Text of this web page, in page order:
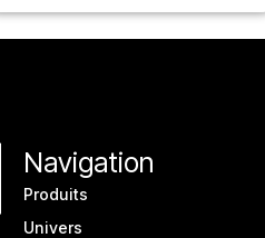
Navigation
Produits
Univers